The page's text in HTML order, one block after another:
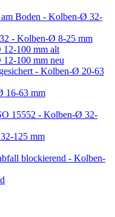
Boden - Kolben-Ø 32-
- Kolben-Ø 8-25 mm
100 mm alt
100 mm neu
- Kolben-Ø 20-63
16-63 mm
15552 - Kolben-Ø 32-
125 mm
blockierend - Kolben-